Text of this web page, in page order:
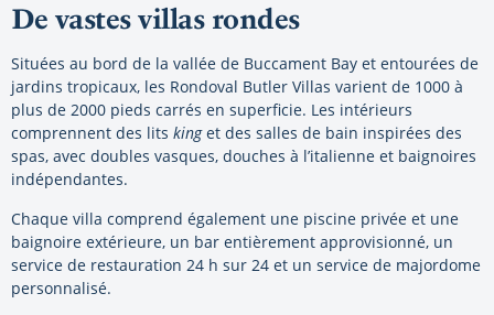
De vastes villas rondes
Situées au bord de la vallée de Buccament Bay et entourées de
jardins tropicaux, les Rondoval Butler Villas varient de 1000 à
plus de 2000 pieds carrés en superficie. Les intérieurs
comprennent des lits kinget des salles de bain inspirées des
spas, avec doubles vasques, douches à l’italienne et baignoires
indépendantes.
Chaque villa comprend également une piscine privée et une
baignoire extérieure, un bar entièrement approvisionné, un
service de restauration 24 h sur 24 et un service de majordome
personnalisé.